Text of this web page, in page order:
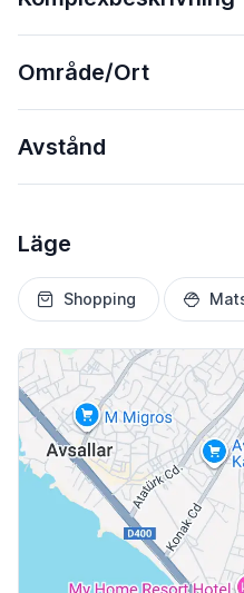
Område/Ort
Avstånd
Läge
Shopping